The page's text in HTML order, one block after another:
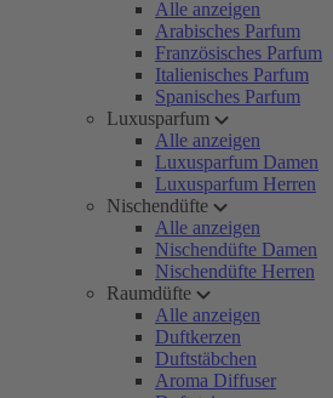
Alle anzeigen
Arabisches Parfum
Französisches Parfum
Italienisches Parfum
Spanisches Parfum
Luxusparfum
Alle anzeigen
Luxusparfum Damen
Luxusparfum Herren
Nischendüfte
Alle anzeigen
Nischendüfte Damen
Nischendüfte Herren
Raumdüfte
Alle anzeigen
Duftkerzen
Duftstäbchen
Aroma Diffuser